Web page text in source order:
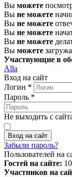
Вы можете
Вы не можете
Вы не можете
Вы не можете
Вы не можете
Вы можете
Участвующие в
Alla
Вход на сайт
Логин *
Пароль *
Не выходить с
Вход на сайт
Забыли пароль?
Пользователей на
Гостей на сайте: 10
Участников на